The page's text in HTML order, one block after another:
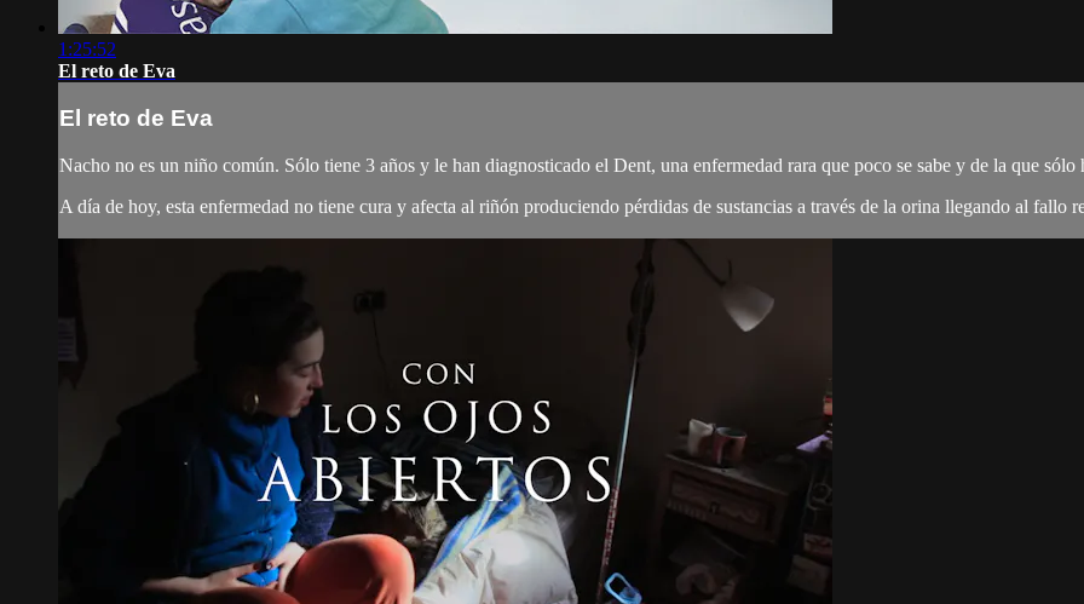
1:25:52
El reto de Eva
El reto de Eva
Nacho no es un niño común. Sólo tiene 3 años y le han diagnosticado el Dent, una enfermedad rara que poco se sabe y de la que sólo
A día de hoy, esta enfermedad no tiene cura y afecta al riñón produciendo pérdidas de sustancias a través de la orina llegando al fallo